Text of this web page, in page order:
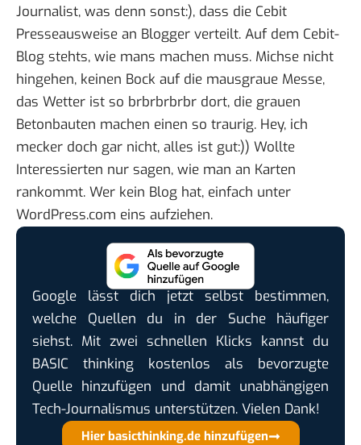
Journalist, was denn sonst:), dass die Cebit
Presseausweise an Blogger verteilt. Auf dem Cebit-
Blog stehts, wie mans machen muss. Michse nicht
hingehen, keinen Bock auf die mausgraue Messe,
das Wetter ist so brbrbrbrbr dort, die grauen
Betonbauten machen einen so traurig. Hey, ich
mecker doch gar nicht, alles ist gut:)) Wollte
Interessierten nur sagen, wie man an Karten
rankommt. Wer kein Blog hat, einfach unter
WordPress.com eins aufziehen.
Google lässt dich jetzt selbst bestimmen,
welche Quellen du in der Suche häufiger
siehst. Mit zwei schnellen Klicks kannst du
BASIC thinking kostenlos als bevorzugte
Quelle hinzufügen und damit unabhängigen
Tech-Journalismus unterstützen. Vielen Dank!
Hier basicthinking.de hinzufügen